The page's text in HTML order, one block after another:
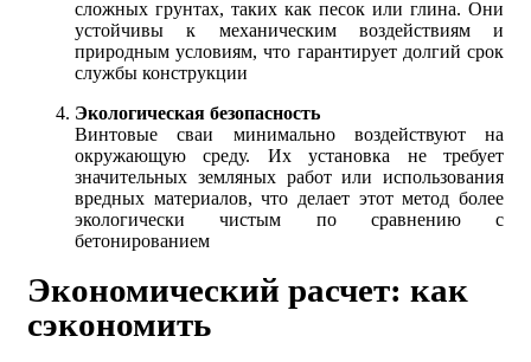
сложных грунтах, таких как песок или глина. Они
устойчивы к механическим воздействиям и
природным условиям, что гарантирует долгий срок
службы конструкции
Экологическая безопасность
Винтовые сваи минимально воздействуют на
окружающую среду. Их установка не требует
значительных земляных работ или использования
вредных материалов, что делает этот метод более
экологически чистым по сравнению с
бетонированием
Экономический расчет: как
сэкономить